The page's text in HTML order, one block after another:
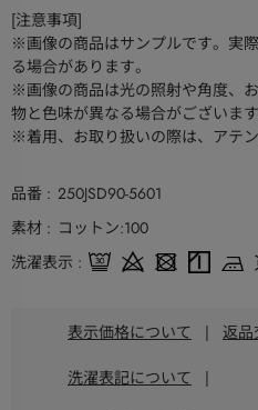
[注意事項]
※画像の商品はサンプルです。実
る場合があります。
※画像の商品は光の照射や角度、
物と色味が異なる場合がございます
※着用、お取り扱いの際は、アテ
品番
250JSD90-5601
素材
コットン:100
洗濯表示
表示価格について | 返
洗濯表記について |